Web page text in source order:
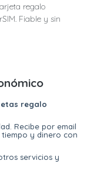
regalo
Fiable y sin
regalo
Recibe por email
y dinero con
servicios y